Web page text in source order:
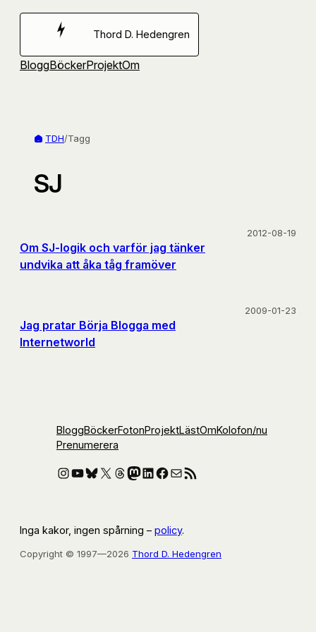
Hoppa
Thord D. Hedengren
BloggBöckerProjektOm
TDH/Tagg
SJ
Om SJ-logik och varför jag tänker
undvika att åka tåg framöver
2012-08-19
Jag pratar Börja Blogga med
Internetworld
2009-01-23
BloggBöckerFotonProjektLästOmKolofon/nu
Prenumerera
Instagram
YouTube
Bluesky
X Threads
Mastodon
LinkedIn
Facebook
E-postRSS-flöde
Inga kakor, ingen spårning – policy.
Copyright © 1997—2026 Thord D. Hedengren